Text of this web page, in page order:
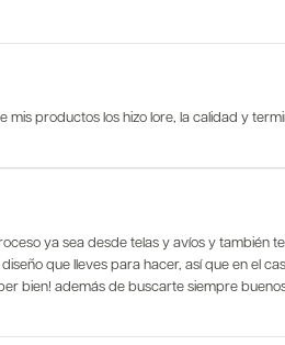
mis productos los hizo lore, la calidad y
ya sea desde telas y avíos y también
que lleves para hacer, así que en el
bien! además de buscarte siempre